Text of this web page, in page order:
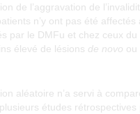
de l’aggravation de
n’y ont pas été
par le DMFu et chez ceux
élevé de lésions de novo ou
aléatoire n’a servi à
études